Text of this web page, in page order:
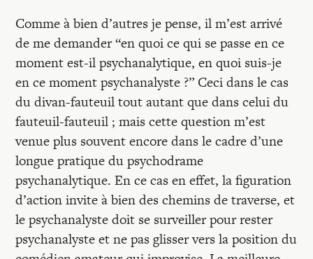
Comme à bien d’autres je pense, il m’est arrivé
de me demander “en quoi ce qui se passe en ce
moment est-il psychanalytique, en quoi suis-je
en ce moment psychanalyste ?” Ceci dans le cas
du divan-fauteuil tout autant que dans celui du
fauteuil-fauteuil ; mais cette question m’est
venue plus souvent encore dans le cadre d’une
longue pratique du psychodrame
psychanalytique. En ce cas en effet, la figuration
d’action invite à bien des chemins de traverse, et
le psychanalyste doit se surveiller pour rester
psychanalyste et ne pas glisser vers la position du